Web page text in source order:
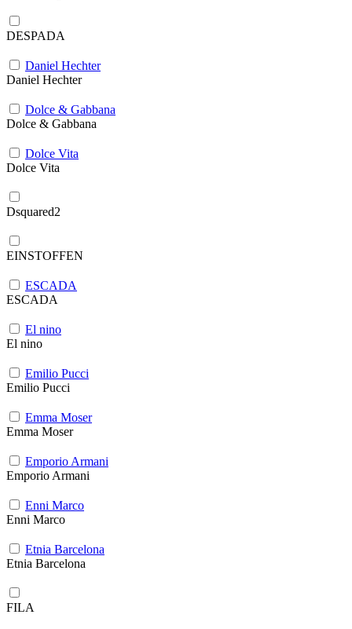
DESPADA
Daniel Hechter
Daniel Hechter
Dolce & Gabbana
Dolce & Gabbana
Dolce Vita
Dolce Vita
Dsquared2
EINSTOFFEN
ESCADA
ESCADA
El nino
El nino
Emilio Pucci
Emilio Pucci
Emma Moser
Emma Moser
Emporio Armani
Emporio Armani
Enni Marco
Enni Marco
Etnia Barcelona
Etnia Barcelona
FILA